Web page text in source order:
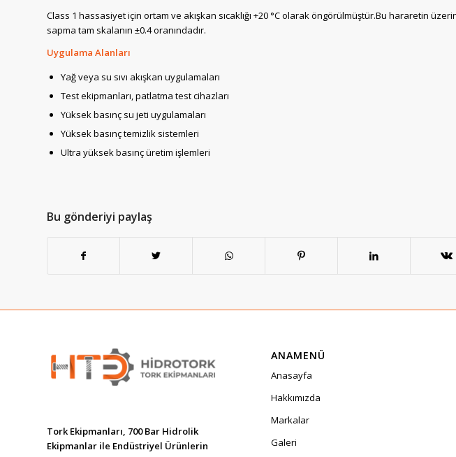
Class 1 hassasiyet için ortam ve akışkan sıcaklığı +20 °C olarak öngörülmüştür.Bu hararetin
sapma tam skalanın ±0.4 oranındadır.
Uygulama Alanları
Yağ veya su sıvı akışkan uygulamaları
Test ekipmanları, patlatma test cihazları
Yüksek basınç su jeti uygulamaları
Yüksek basınç temizlik sistemleri
Ultra yüksek basınç üretim işlemleri
Bu gönderiyi paylaş
Tork Ekipmanları, 700 Bar Hidrolik
Ekipmanlar ile Endüstriyel Ürünlerin
ANAMENÜ
Anasayfa
Hakkımızda
Markalar
Galeri